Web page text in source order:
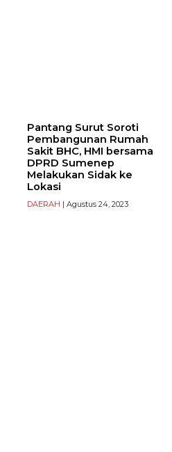
Pantang Surut Soroti
Pembangunan Rumah
Sakit BHC, HMI bersama
DPRD Sumenep
Melakukan Sidak ke
Lokasi
DAERAH | Agustus 24, 2023